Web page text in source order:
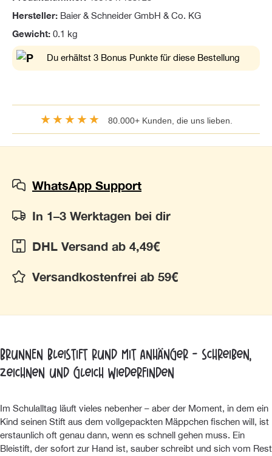
Hersteller: Baier & Schneider GmbH & Co. KG
Gewicht: 0.1 kg
Du erhältst 3 Bonus Punkte für diese Bestellung
★★★★★ 80.000+ Kunden, die uns lieben.
WhatsApp Support
In 1–3 Werktagen bei dir
DHL Versand ab 4,49€
Versandkostenfrei ab 59€
BRUNNEN Bleistift rund mit Anhänger - schreiben,
zeichnen und gleich wiederfinden
Im Schulalltag läuft vieles nebenher – aber der Moment, in dem ein
Kind seinen Stift aus dem vollgepackten Mäppchen fischen will, ist
erstaunlich oft genau dann, wenn es schnell gehen muss. Ein
Bleistift, der sofort zur Hand ist, sauber schreibt und sich vom Rest